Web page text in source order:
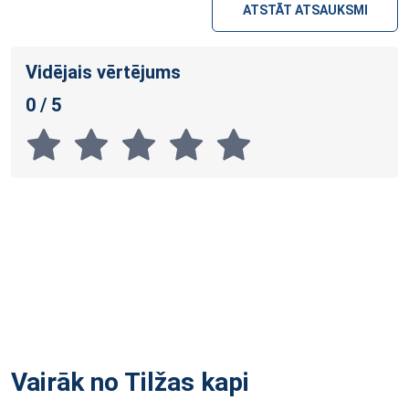
ATSTĀT ATSAUKSMI
Vidējais vērtējums
0 / 5
Vairāk no Tilžas kapi